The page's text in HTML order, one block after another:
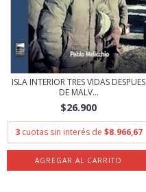
ISLA INTERIOR TRES VIDAS DESPUES
DE MALV...
$26.900
3 cuotas sin interés de $8.966,67